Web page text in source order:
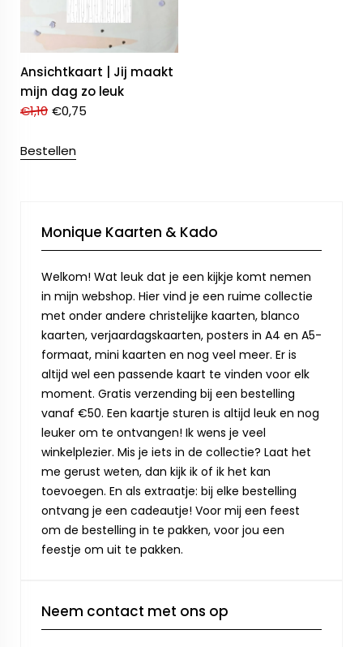
Ansichtkaart | Jij maakt
mijn dag zo leuk
€1,10 €0,75
Bestellen
Monique Kaarten & Kado
Welkom! Wat leuk dat je een kijkje komt nemen
in mijn webshop. Hier vind je een ruime collectie
met onder andere christelijke kaarten, blanco
kaarten, verjaardagskaarten, posters in A4 en A5-
formaat, mini kaarten en nog veel meer. Er is
altijd wel een passende kaart te vinden voor elk
moment. Gratis verzending bij een bestelling
vanaf €50. Een kaartje sturen is altijd leuk en nog
leuker om te ontvangen! Ik wens je veel
winkelplezier. Mis je iets in de collectie? Laat het
me gerust weten, dan kijk ik of ik het kan
toevoegen. En als extraatje: bij elke bestelling
ontvang je een cadeautje! Voor mij een feest
om de bestelling in te pakken, voor jou een
feestje om uit te pakken.
Neem contact met ons op